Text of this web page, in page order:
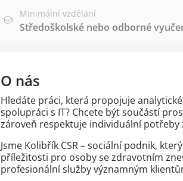
Minimální vzdělání
Středoškolské nebo odborné
O nás
Hledáte práci, která propojuje
spolupráci s IT? Chcete být součástí
zároveň respektuje individuální potřeby
Jsme Kolibřík CSR – sociální podnik,
příležitosti pro osoby se zdravotním
profesionální služby významným